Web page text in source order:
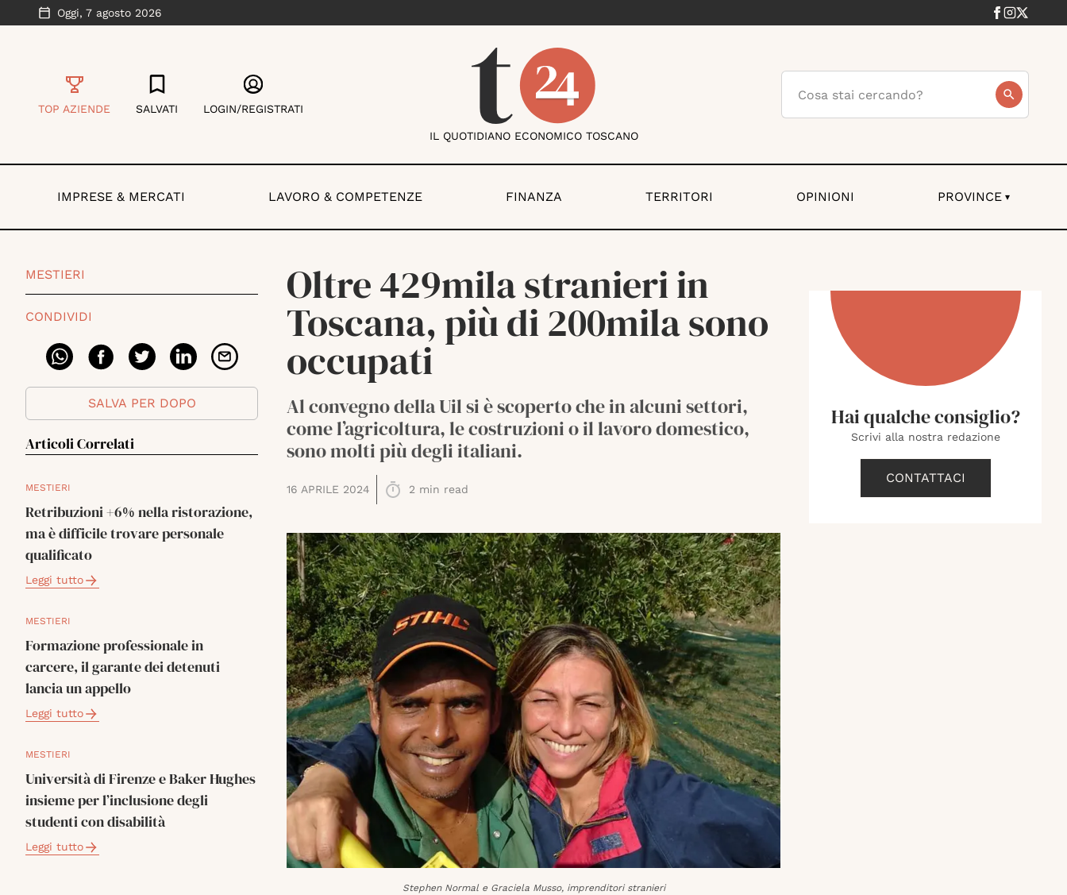
Oggi, 7 agosto 2026
TOP AZIENDE SALVATI LOGIN/REGISTRATI
IL QUOTIDIANO ECONOMICO TOSCANO
IMPRESE & MERCATI LAVORO & COMPETENZE FINANZA TERRITORI OPINIONI PROVINCE ▾
MESTIERI
CONDIVIDI
SALVA PER DOPO
Articoli Correlati
MESTIERI
Retribuzioni +6% nella ristorazione,
ma è difficile trovare personale
qualificato
Leggi tutto
MESTIERI
Formazione professionale in
carcere, il garante dei detenuti
lancia un appello
Leggi tutto
MESTIERI
Università di Firenze e Baker Hughes
insieme per l’inclusione degli
studenti con disabilità
Leggi tutto
Oltre 429mila stranieri in
Toscana, più di 200mila sono
occupati
Al convegno della Uil si è scoperto che in alcuni settori,
come l’agricoltura, le costruzioni o il lavoro domestico,
sono molti più degli italiani.
16 APRILE 2024 2 min read
Stephen Normal e Graciela Musso, imprenditori stranieri
Hai qualche consiglio?
Scrivi alla nostra redazione
CONTATTACI